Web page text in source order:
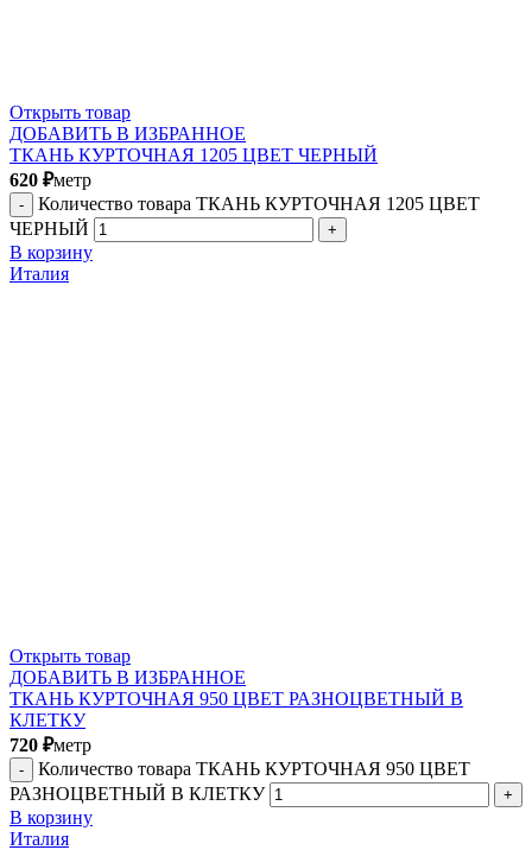
Открыть товар
ДОБАВИТЬ В ИЗБРАННОЕ
ТКАНЬ КУРТОЧНАЯ 1205 ЦВЕТ ЧЕРНЫЙ
620 ₽метр
Количество товара ТКАНЬ КУРТОЧНАЯ 1205 ЦВЕТ
ЧЕРНЫЙ
В корзину
Италия
Открыть товар
ДОБАВИТЬ В ИЗБРАННОЕ
ТКАНЬ КУРТОЧНАЯ 950 ЦВЕТ РАЗНОЦВЕТНЫЙ В
КЛЕТКУ
720 ₽метр
Количество товара ТКАНЬ КУРТОЧНАЯ 950 ЦВЕТ
РАЗНОЦВЕТНЫЙ В КЛЕТКУ
В корзину
Италия